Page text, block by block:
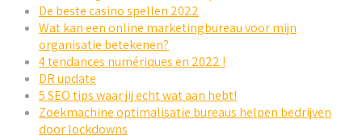
De beste casino spellen 2022
Wat kan een online marketingbureau voor mijn
organisatie betekenen?
4 tendances numériques en 2022 !
DR update
5 SEO tips waar jij echt wat aan hebt!
Zoekmachine optimalisatie bureaus helpen bedrijven
door lockdowns